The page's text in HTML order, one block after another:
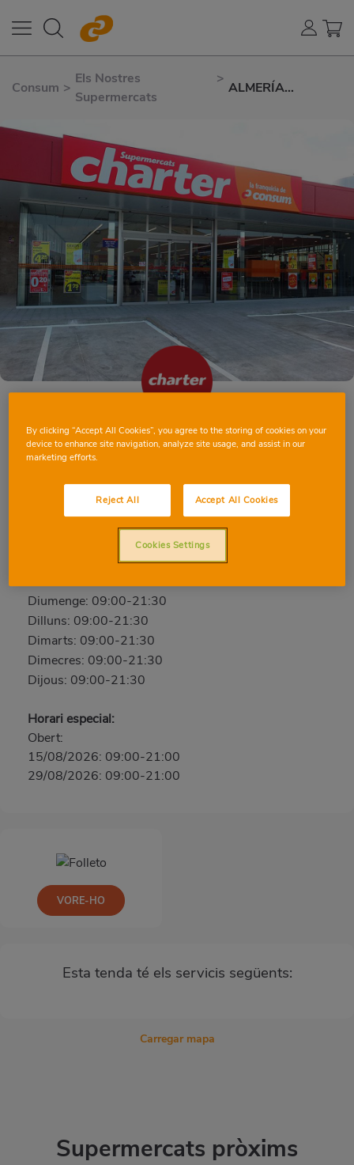
Consum >
Els Nostres
Supermercats
>
ALMERÍA
ALMERÍA ALTAMIRA
600402065
Divendres: 09:00-21:30
Diumenge: 09:00-21:30
Dilluns: 09:00-21:30
Dimarts: 09:00-21:30
Dimecres: 09:00-21:30
Dijous: 09:00-21:30
Horari especial:
Obert:
15/08/2026: 09:00-21:00
29/08/2026: 09:00-21:00
Esta tenda té els servicis següents:
VORE-HO
Carregar mapa
Supermercats pròxims
By clicking “Accept All Cookies”, you agree to the storing of cookies on your
device to enhance site navigation, analyze site usage, and assist in our
marketing efforts.
Reject All Accept All Cookies
Cookies Settings